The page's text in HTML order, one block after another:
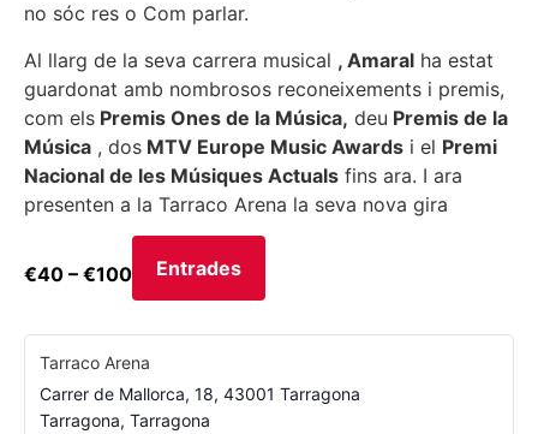
no sóc res o Com parlar.
Al llarg de la seva carrera musical , Amaral ha estat
guardonat amb nombrosos reconeixements i premis,
com els Premis Ones de la Música, deu Premis de la
Música , dos MTV Europe Music Awards i el Premi
Nacional de les Músiques Actuals fins ara. I ara
presenten a la Tarraco Arena la seva nova gira
€40 – €100 Entrades
Tarraco Arena
Carrer de Mallorca, 18, 43001 Tarragona
Tarragona, Tarragona